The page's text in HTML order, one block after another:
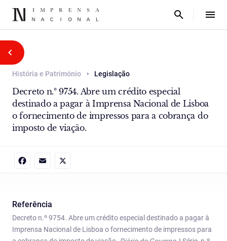
História e Património Legislação
Decreto n.º 9754. Abre um crédito especial
destinado a pagar à Imprensa Nacional de Lisboa
o fornecimento de impressos para a cobrança do
imposto de viação.
Referência
Decreto n.º 9754. Abre um crédito especial destinado a pagar à
Imprensa Nacional de Lisboa o fornecimento de impressos para